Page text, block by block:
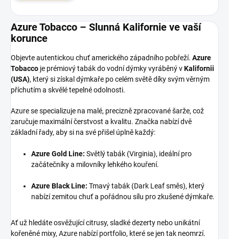
Azure Tobacco – Slunná Kalifornie ve vaší
korunce
Objevte autentickou chuť amerického západního pobřeží. Azure
Tobacco je prémiový tabák do vodní dýmky vyráběný vKalifornii
(USA), který si získal dýmkaře po celém světě díky svým věrným
příchutím a skvělé tepelné odolnosti.
Azure se specializuje na malé, precizně zpracované šarže, což
zaručuje maximální čerstvost a kvalitu. Značka nabízí dvě
základní řady, aby si na své přišel úplně každý:
Azure Gold Line: Světlý tabák (Virginia), ideální pro
začátečníky a milovníky lehkého kouření.
Azure Black Line: Tmavý tabák (Dark Leaf směs), který
nabízí zemitou chuť a pořádnou sílu pro zkušené dýmkaře.
Ať už hledáte osvěžující citrusy, sladké dezerty nebo unikátní
kořeněné mixy, Azure nabízí portfolio, které se jen tak neomrzí.